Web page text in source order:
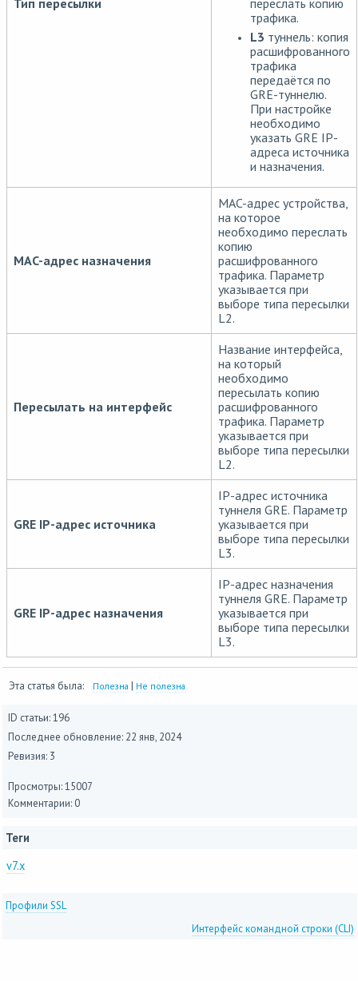
Тип пересылки
трафика.
L3 туннель: копия
расшифрованного
трафика
передаётся по
GRE-туннелю.
При настройке
необходимо
указать GRE IP-
адреса источника
и назначения.
MAC-адрес назначения
MAC-адрес устройства,
на которое
необходимо переслать
копию
расшифрованного
трафика. Параметр
указывается при
выборе типа пересылки
L2.
Пересылать на интерфейс
Название интерфейса,
на который
необходимо
пересылать копию
расшифрованного
трафика. Параметр
указывается при
выборе типа пересылки
L2.
GRE IP-адрес источника
IP-адрес источника
туннеля GRE. Параметр
указывается при
выборе типа пересылки
L3.
GRE IP-адрес назначения
IP-адрес назначения
туннеля GRE. Параметр
указывается при
выборе типа пересылки
L3.
Эта статья была: Полезна | Не полезна
ID статьи: 196
Последнее обновление: 22 янв, 2024
Ревизия: 3
Просмотры: 15007
Комментарии: 0
Теги
v7.x
Профили SSL
Интерфейс командной строки (CLI)